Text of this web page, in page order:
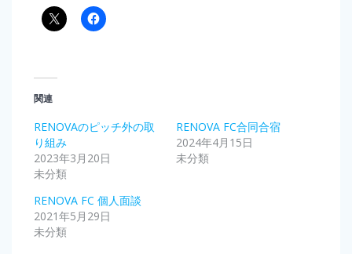
関連
RENOVAのピッチ外の取
り組み
2023年3月20日
未分類
RENOVA FC合同合宿
2024年4月15日
未分類
RENOVA FC 個人面談
2021年5月29日
未分類